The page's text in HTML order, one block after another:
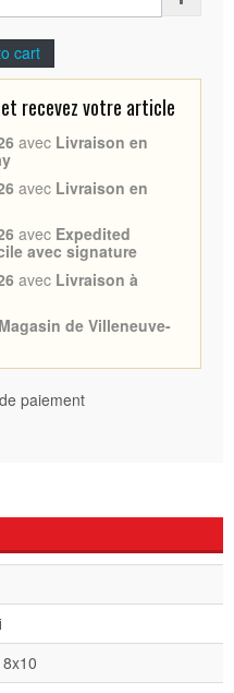
cart
recevez votre article
avec Livraison en
avec Livraison en
avec Expedited
avec signature
avec Livraison à
de Villeneuve-